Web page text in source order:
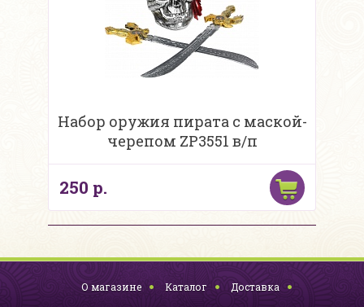
Набор оружия пирата с маской-
черепом ZP3551 в/п
250 р.
О магазине Каталог Доставка